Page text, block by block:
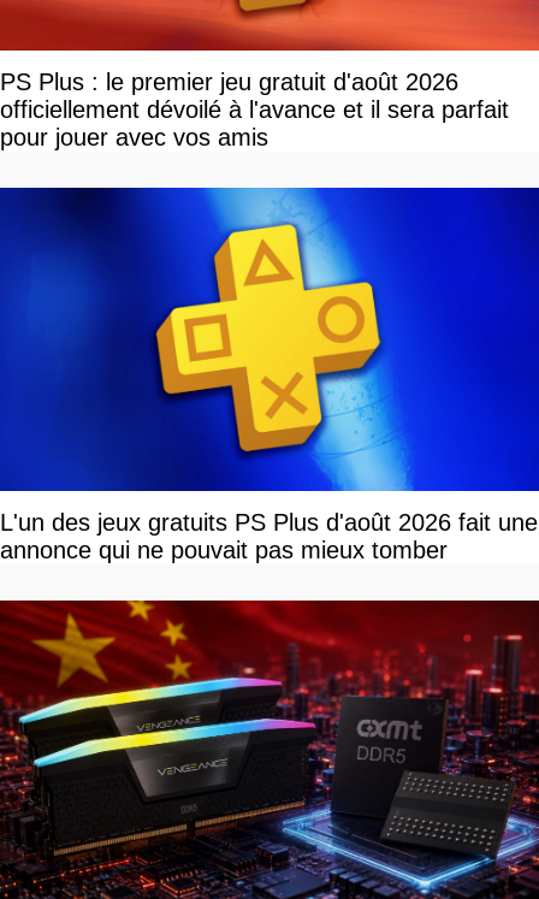
PS Plus : le premier jeu gratuit d'août 2026
officiellement dévoilé à l'avance et il sera parfait
pour jouer avec vos amis
L'un des jeux gratuits PS Plus d'août 2026 fait une
annonce qui ne pouvait pas mieux tomber